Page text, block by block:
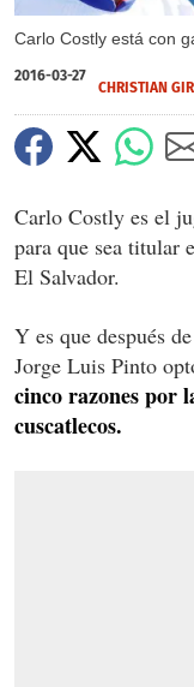
Carlo Costly está con
2016-03-27
CHRISTIAN
Carlo Costly es el
para que sea titular
El Salvador.
Y es que después
Jorge Luis Pinto
cinco razones por
cuscatlecos.